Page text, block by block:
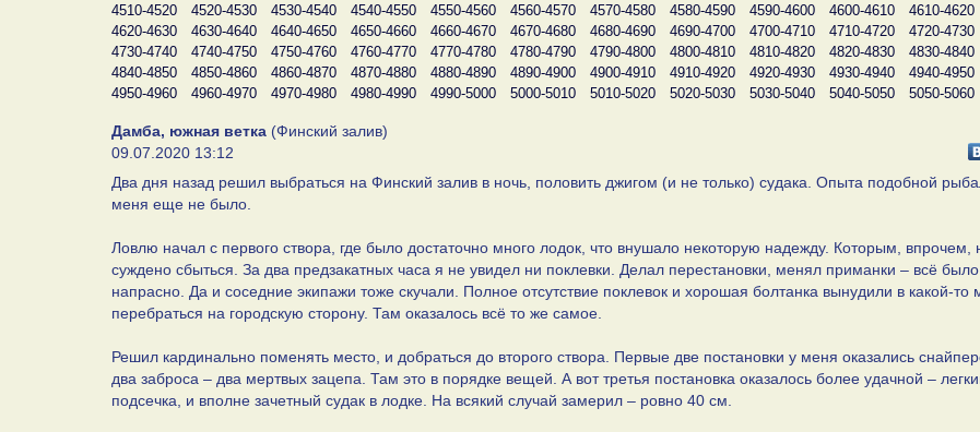
4510-4520
4520-4530 4530-4540 4540-4550 4550-4560 4560-4570 4570-4580 4580-4590 4590-4600 4600-4610
4610-4620
4620-4630
4630-4640 4640-4650 4650-4660 4660-4670 4670-4680 4680-4690 4690-4700 4700-4710 4710-4720
4720-4730
4730-4740
4740-4750 4750-4760 4760-4770 4770-4780 4780-4790 4790-4800 4800-4810 4810-4820 4820-4830
4830-4840
4840-4850
4850-4860 4860-4870 4870-4880 4880-4890 4890-4900 4900-4910 4910-4920 4920-4930 4930-4940
4940-4950
4950-4960
4960-4970 4970-4980 4980-4990 4990-5000 5000-5010 5010-5020 5020-5030 5030-5040 5040-5050 5050-5060
Дамба, южная ветка (Финский залив)
09.07.2020 13:12
Два дня назад решил выбраться на Финский залив в ночь, половить джигом (и не только) судака. Опыта подобной
меня еще не было.
Ловлю начал с первого створа, где было достаточно много лодок, что внушало некоторую надежду. Которым, впрочем,
суждено сбыться. За два предзакатных часа я не увидел ни поклевки. Делал перестановки, менял приманки – всё было
напрасно. Да и соседние экипажи тоже скучали. Полное отсутствие поклевок и хорошая болтанка вынудили в какой-то
перебраться на городскую сторону. Там оказалось всё то же самое.
Решил кардинально поменять место, и добраться до второго створа. Первые две постановки у меня оказались
два заброса – два мертвых зацепа. Там это в порядке вещей. А вот третья постановка оказалось более удачной –
подсечка, и вполне зачетный судак в лодке. На всякий случай замерил – ровно 40 см.